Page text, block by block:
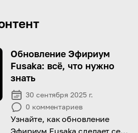
Обновление Эфириум
Fusaka: всё, что нужно
знать
30 сентября 2025 г.
0 комментариев
Узнайте, как обновление